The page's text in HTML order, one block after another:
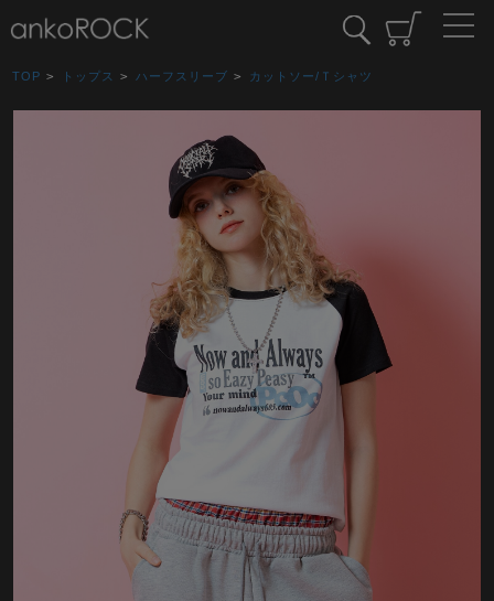
TOP > トップス > ハーフスリーブ > カットソー/Ｔシャツ